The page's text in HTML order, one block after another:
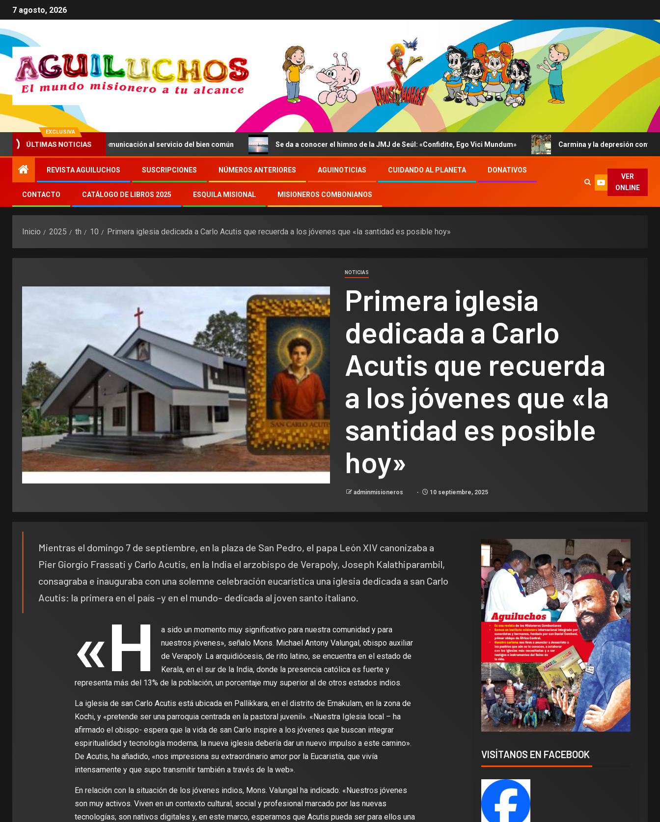
7 agosto, 2026
EXCLUSIVA
ÚLTIMAS NOTICIAS
a impulsar una comunicación al servicio del bien común Se da a conocer el himno de la JMJ de Seúl: «Confidite, Ego Vici Mundum» Carmina y la depresión contada al Papa:
REVISTA AGUILUCHOS SUSCRIPCIONES NÚMEROS ANTERIORES AGUINOTICIAS CUIDANDO AL PLANETA DONATIVOS
CONTACTO CATÁLOGO DE LIBROS 2025 ESQUILA MISIONAL MISIONEROS COMBONIANOS
VER
ONLINE
Inicio 2025 th 10 Primera iglesia dedicada a Carlo Acutis que recuerda a los jóvenes que «la santidad es posible hoy»
NOTICIAS
Primera iglesia
dedicada a Carlo
Acutis que recuerda
a los jóvenes que «la
santidad es posible
hoy»
adminmisioneros 10 septiembre, 2025
Mientras el domingo 7 de septiembre, en la plaza de San Pedro, el papa León XIV canonizaba a
Pier Giorgio Frassati y Carlo Acutis, en la India el arzobispo de Verapoly, Joseph Kalathiparambil,
consagraba e inauguraba con una solemne celebración eucarística una iglesia dedicada a san Carlo
Acutis: la primera en el país -y en el mundo- dedicada al joven santo italiano.
«H
a sido un momento muy significativo para nuestra comunidad y para
nuestros jóvenes», señalo Mons. Michael Antony Valungal, obispo auxiliar
de Verapoly. La arquidiócesis, de rito latino, se encuentra en el estado de
Kerala, en el sur de la India, donde la presencia católica es fuerte y
representa más del 13% de la población, un porcentaje muy superior al de otros estados indios.
La iglesia de san Carlo Acutis está ubicada en Pallikkara, en el distrito de Ernakulam, en la zona de
Kochi, y «pretende ser una parroquia centrada en la pastoral juvenil». «Nuestra Iglesia local – ha
afirmado el obispo- espera que la vida de san Carlo inspire a los jóvenes que buscan integrar
espiritualidad y tecnología moderna; la nueva iglesia debería dar un nuevo impulso a este camino».
De Acutis, ha añadido, «nos impresiona su extraordinario amor por la Eucaristía, que vivía
intensamente y que supo transmitir también a través de la web».
En relación con la situación de los jóvenes indios, Mons. Valungal ha indicado: «Nuestros jóvenes
son muy activos. Viven en un contexto cultural, social y profesional marcado por las nuevas
tecnologías; son nativos digitales y, en este marco, esperamos que Acutis pueda ser para ellos una
VISÍTANOS EN FACEBOOK